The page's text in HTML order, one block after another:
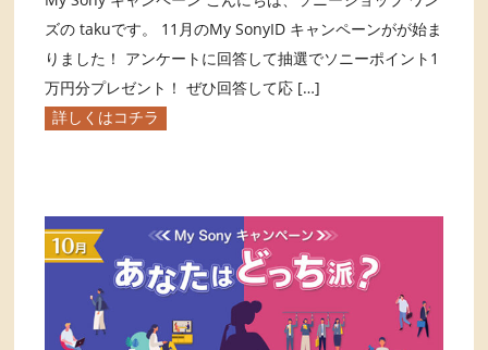
ズの takuです。 11月のMy SonyID キャンペーンがが始ま
りました！ アンケートに回答して抽選でソニーポイント1
万円分プレゼント！ ぜひ回答して応 […]
詳しくはコチラ